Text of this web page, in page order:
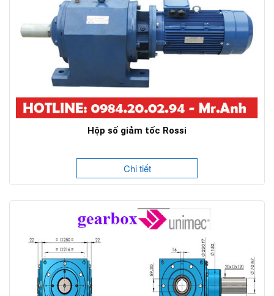
Hộp số giảm tốc Rossi
Chi tiết